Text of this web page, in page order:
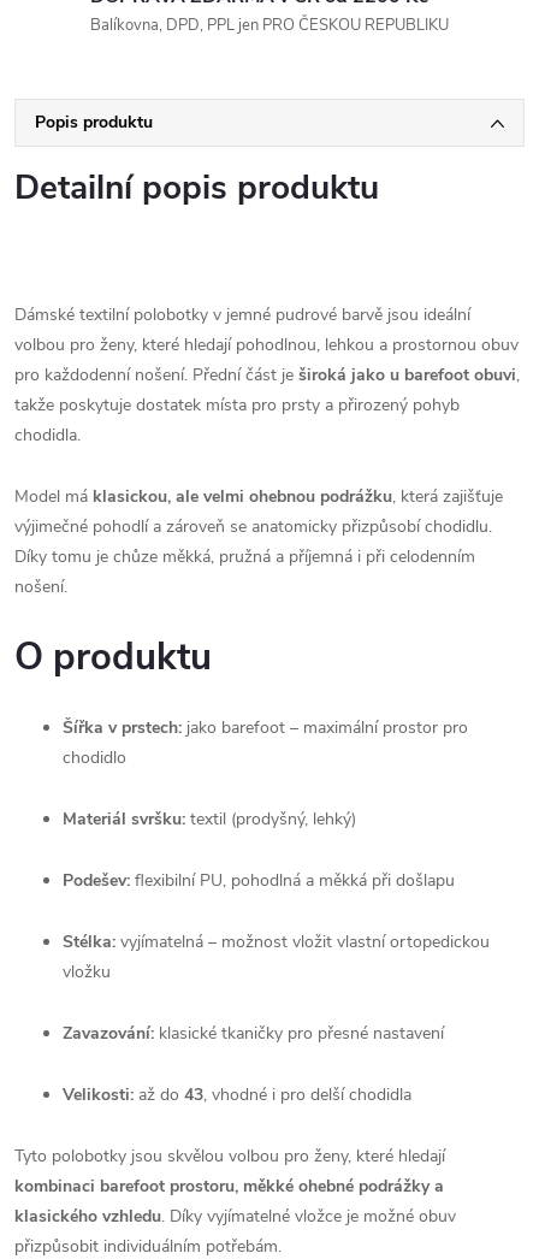
Balíkovna, DPD, PPL jen PRO ČESKOU REPUBLIKU
Popis produktu
Detailní popis produktu
Dámské textilní polobotky v jemné pudrové barvě jsou ideální
volbou pro ženy, které hledají pohodlnou, lehkou a prostornou obuv
pro každodenní nošení. Přední část je široká jako u barefoot obuvi,
takže poskytuje dostatek místa pro prsty a přirozený pohyb
chodidla.
Model má klasickou, ale velmi ohebnou podrážku, která zajišťuje
výjimečné pohodlí a zároveň se anatomicky přizpůsobí chodidlu.
Díky tomu je chůze měkká, pružná a příjemná i při celodenním
nošení.
O produktu
Šířka v prstech: jako barefoot – maximální prostor pro
chodidlo
Materiál svršku: textil (prodyšný, lehký)
Podešev: flexibilní PU, pohodlná a měkká při došlapu
Stélka: vyjímatelná – možnost vložit vlastní ortopedickou
vložku
Zavazování: klasické tkaničky pro přesné nastavení
Velikosti: až do 43, vhodné i pro delší chodidla
Tyto polobotky jsou skvělou volbou pro ženy, které hledají
kombinaci barefoot prostoru, měkké ohebné podrážky a
klasického vzhledu. Díky vyjímatelné vložce je možné obuv
přizpůsobit individuálním potřebám.